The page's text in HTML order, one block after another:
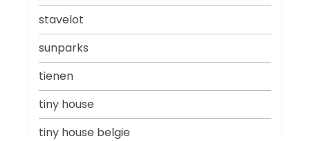
stavelot
sunparks
tienen
tiny house
tiny house belgie